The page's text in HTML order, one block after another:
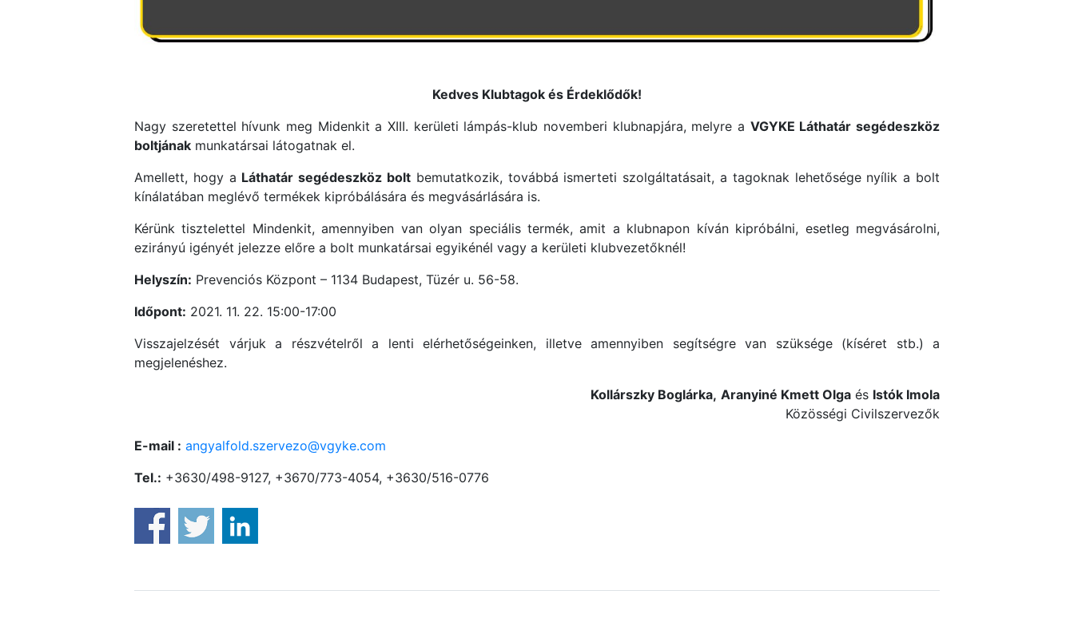
Kedves Klubtagok és Érdeklődők!
Nagy szeretettel hívunk meg Midenkit a XIII. kerületi lámpás-klub novemberi klubnapjára, melyre a VGYKE Láthatár segédeszköz
boltjának munkatársai látogatnak el.
Amellett, hogy a Láthatár segédeszköz bolt bemutatkozik, továbbá ismerteti szolgáltatásait, a tagoknak lehetősége nyílik a bolt
kínálatában meglévő termékek kipróbálására és megvásárlására is.
Kérünk tisztelettel Mindenkit, amennyiben van olyan speciális termék, amit a klubnapon kíván kipróbálni, esetleg megvásárolni,
ezirányú igényét jelezze előre a bolt munkatársai egyikénél vagy a kerületi klubvezetőknél!
Helyszín: Prevenciós Központ – 1134 Budapest, Tüzér u. 56-58.
Időpont: 2021. 11. 22. 15:00-17:00
Visszajelzését várjuk a részvételről a lenti elérhetőségeinken, illetve amennyiben segítségre van szüksége (kíséret stb.) a
megjelenéshez.
Kollárszky Boglárka, Aranyiné Kmett Olga és Istók Imola
Közösségi Civilszervezők
E-mail : angyalfold.szervezo@vgyke.com
Tel.: +3630/498-9127, +3670/773-4054, +3630/516-0776